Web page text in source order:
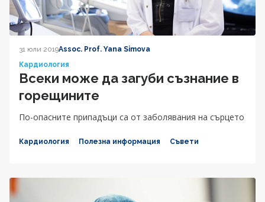
31 юли 2019Assoc. Prof. Yana Simova
Кардиология
Всеки може да загуби съзнание в
горещините
По-опасните припадъци са от заболявания на сърцето
Кардиология Полезна информация Съвети